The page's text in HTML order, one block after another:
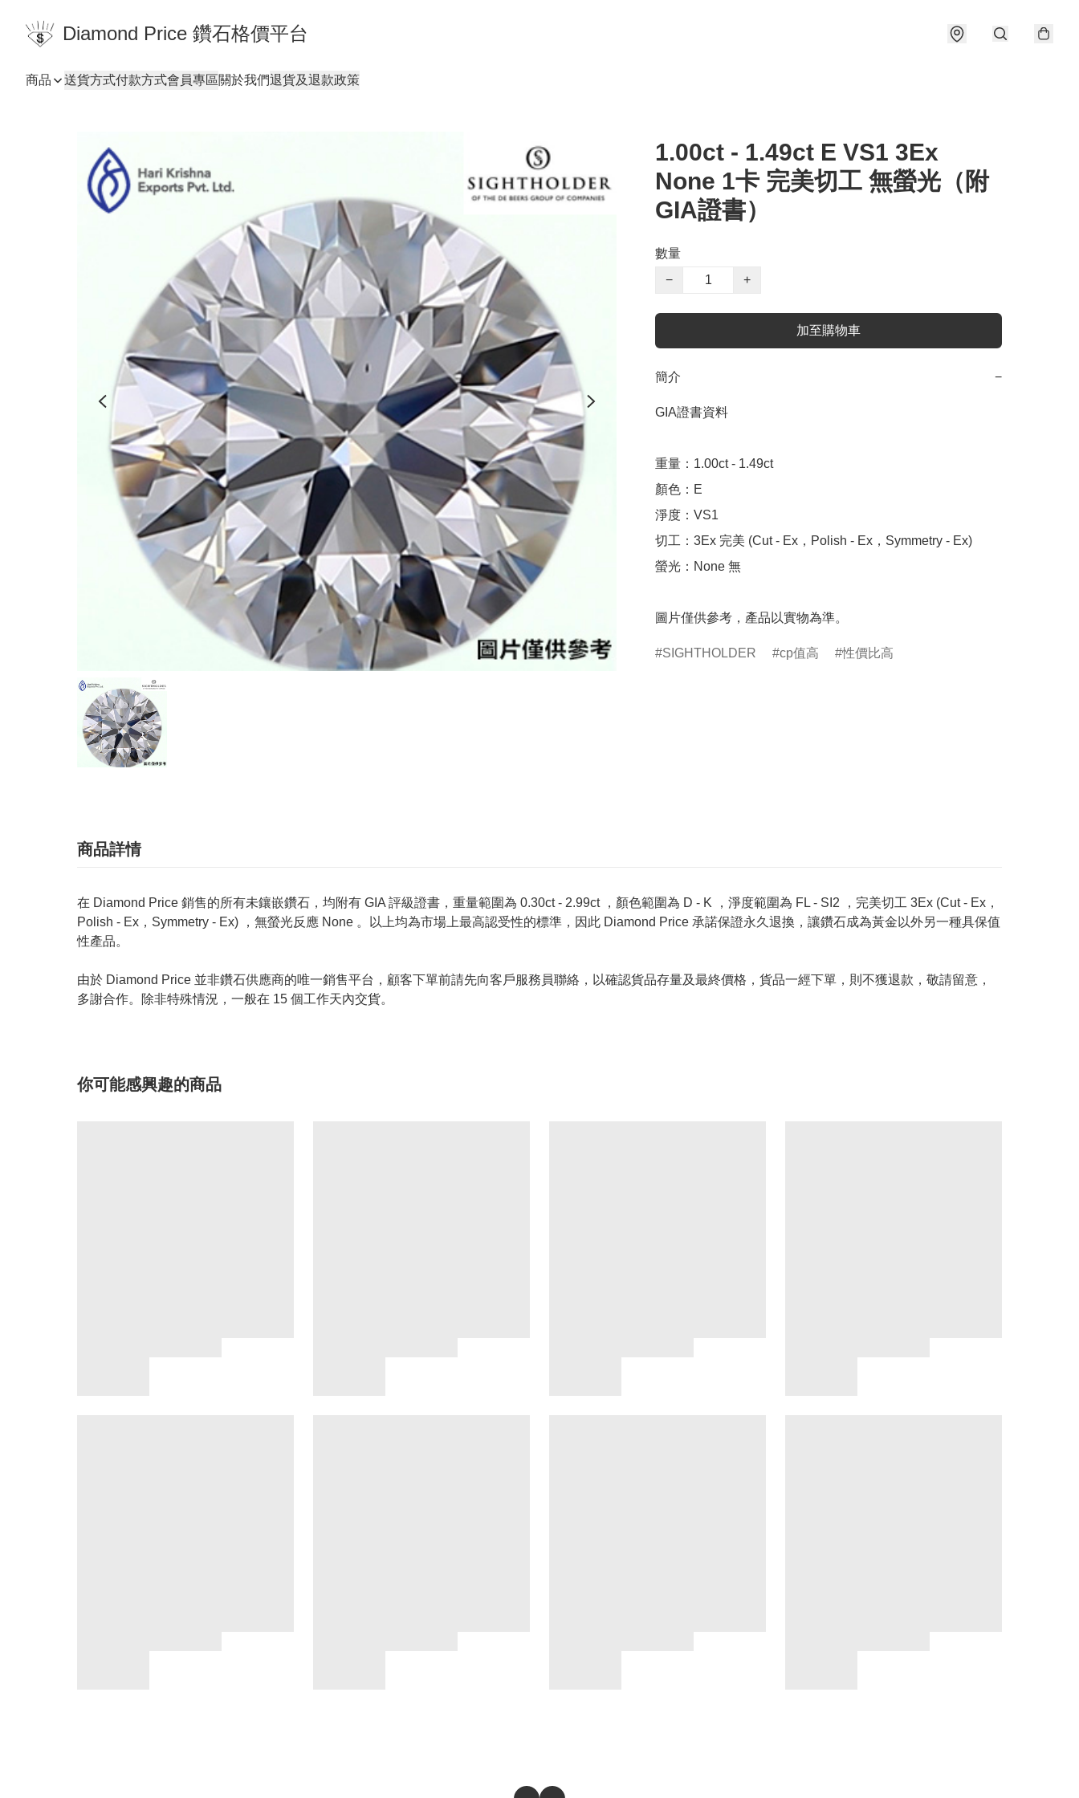
Diamond Price 鑽石格價平台
商品 送貨方式付款方式會員專區關於我們退貨及退款政策
1.00ct - 1.49ct E VS1 3Ex
None 1卡 完美切工 無螢光（附
GIA證書）
數量
−
+
加至購物車
簡介 −
GIA證書資料
重量：1.00ct - 1.49ct
顏色：E
淨度：VS1
切工：3Ex 完美 (Cut - Ex，Polish - Ex，Symmetry - Ex)
螢光：None 無
圖片僅供參考，產品以實物為準。
SIGHTHOLDER cp值高 性價比高
商品詳情
在 Diamond Price 銷售的所有未鑲嵌鑽石，均附有 GIA 評級證書，重量範圍為 0.30ct - 2.99ct ，顏色範圍為 D - K ，淨度範圍為 FL - SI2 ，完美切工 3Ex (Cut - Ex，
Polish - Ex，Symmetry - Ex) ，無螢光反應 None 。以上均為市場上最高認受性的標準，因此 Diamond Price 承諾保證永久退換，讓鑽石成為黃金以外另一種具保值
性產品。
由於 Diamond Price 並非鑽石供應商的唯一銷售平台，顧客下單前請先向客戶服務員聯絡，以確認貨品存量及最終價格，貨品一經下單，則不獲退款，敬請留意，
多謝合作。除非特殊情況，一般在 15 個工作天內交貨。
你可能感興趣的商品